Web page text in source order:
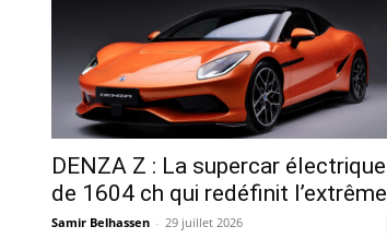
DENZA Z : La supercar électrique
de 1604 ch qui redéfinit l’extrême
Samir Belhassen - 29 juillet 2026